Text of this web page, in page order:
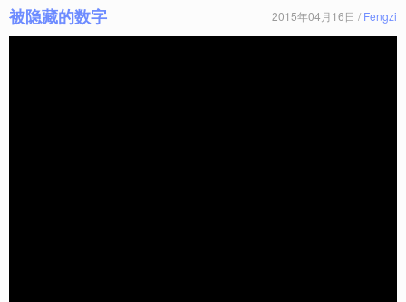
被隐藏的数字 2015年04月16日 / Fengzi